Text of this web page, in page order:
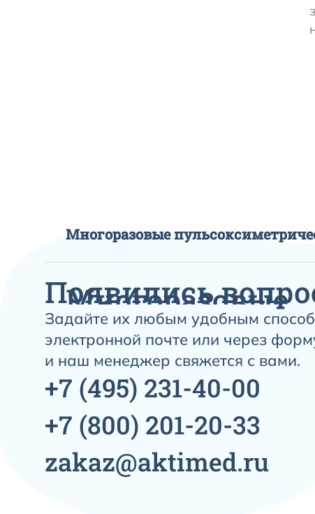
Многоразовые
Многоразовые
датчики
Пульсоксиметр – это электронный прибор,
в крови организма. Он позволяет быстро
артериального гемоглобина кислородом.
количество ударов сердца за 5 и за 20
аппаратом – это, как правило, процент
Появились
Задайте их любым удобным
электронной почте или через
и наш менеджер свяжется с вами.
+7 (495) 231-40-00
+7 (800) 201-20-33
zakaz@aktimed.ru